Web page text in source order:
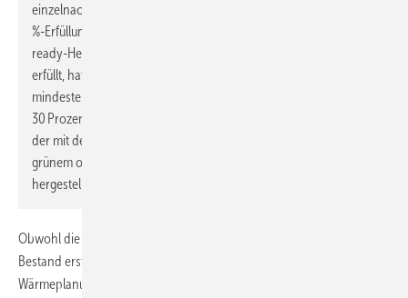
einzelnachweislich mit 65 % EE betrieben wird oder einer der 65-
%-Erfüllungsoptionen entspricht, beim Einbau eines 100-%-H2-
ready-Heizkessels besteht die nachstehende Pflicht als nicht]
erfüllt, hat sicherzustellen, dass ab dem 1. Januar 2029
mindestens 15 Prozent, ab dem 1. Januar 2035 mindestens
30 Prozent und ab dem 1. Januar 2040 mindestens 60 Prozent
der mit der Anlage bereitgestellten Wärme aus Biomasse oder
grünem oder blauem Wasserstoff einschließlich daraus
hergestellter Derivate erzeugt wird. […]“
Obwohl die Anforderungen beim Einbau einer neuen Heizung im
Bestand erst einem Monat nach der Vorliegen der Kommunalen
Wärmeplanung greifen sollen, können sie bei mit einem flüssigen oder